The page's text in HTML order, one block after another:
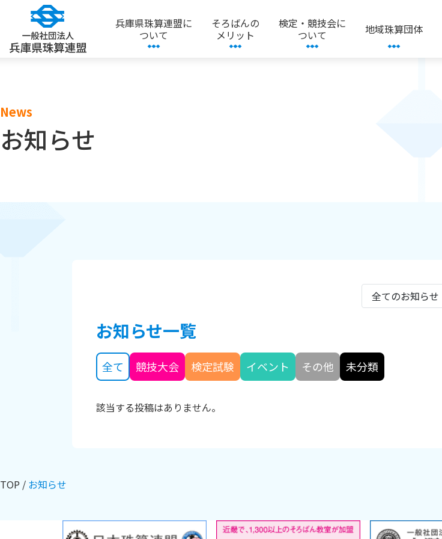
News
お知らせ
お知らせ一覧
全て 競技大会 検定試験 イベント その他 未分類
該当する投稿はありません。
TOP お知らせ
兵庫県珠算連盟に
ついて
そろばんの
メリット
検定・競技会に
ついて
地域珠算団体